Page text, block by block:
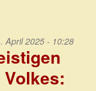
April 2025 - 10:28